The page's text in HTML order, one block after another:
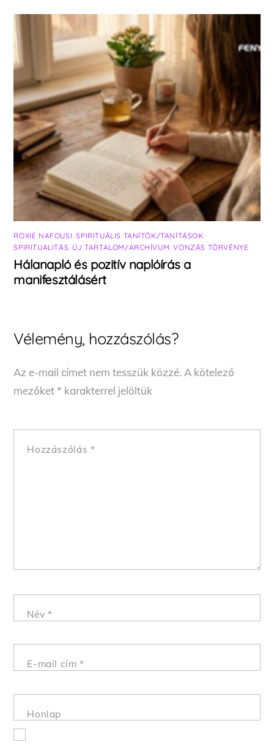
ROXIE NAFOUSI ,SPIRITUÁLIS TANÍTÓK/TANÍTÁSOK
SPIRITUALITÁS ÚJ TARTALOM/ARCHÍVUM ,VONZÁS TÖRVÉNYE
Hálanapló és pozitív naplóírás a
manifesztálásért
Vélemény, hozzászólás?
Az e-mail címet nem tesszük közzé. A kötelező
mezőket* karakterrel jelöltük
Hozzászólás *
Név *
E-mail cím*
Honlap